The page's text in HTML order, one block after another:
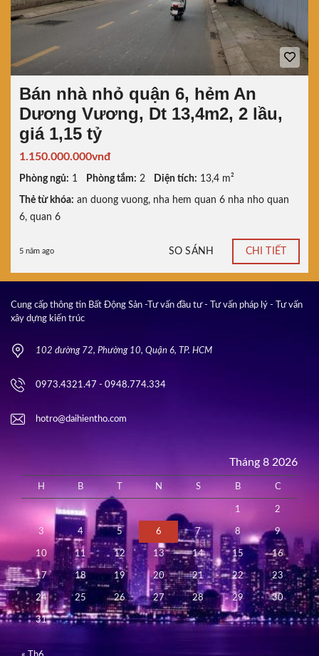
Bán nhà nhỏ quận 6, hẻm An
Dương Vương, Dt 13,4m2, 2 lầu,
giá 1,15 tỷ
1.150.000.000vnđ
Phòng ngủ: 1 Phòng tắm: 2 Diện tích: 13,4 m²
Thẻ từ khóa: an duong vuong, nha hem quan 6 nha nho quan
6, quan 6
5 năm ago SO SÁNH CHI TIẾT
Cung cấp thông tin Bất Động Sản -Tư vấn đầu tư - Tư vấn pháp lý - Tư vấn
xây dựng kiến trúc
102 đường 72, Phường 10, Quận 6, TP. HCM
0973.4321.47 - 0948.774.334
hotro@daihientho.com
Tháng 8 2026
H B N S B C
1 2
3 4 5 6 7 8 9
10 11 12 13 14 15 16
17 18 19 20 21 22 23
24 25 26 27 28 29 30
31